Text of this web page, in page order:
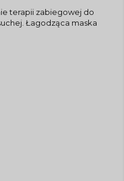
terapii zabiegowej do
Łagodząca maska